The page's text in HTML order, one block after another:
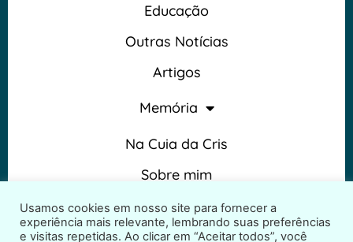
Educação
Outras Notícias
Artigos
Memória
Na Cuia da Cris
Sobre mim
Termos e Condições
Usamos cookies em nosso site para fornecer a
experiência mais relevante, lembrando suas preferências
e visitas repetidas. Ao clicar em “Aceitar todos”, você